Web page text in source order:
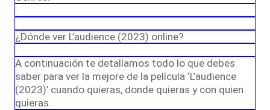
¿Dónde ver L’audience (2023) online?
A continuación te detallamos todo lo que debes
saber para ver la mejore de la película ‘L’audience
(2023)’ cuando quieras, donde quieras y con quien
quieras.